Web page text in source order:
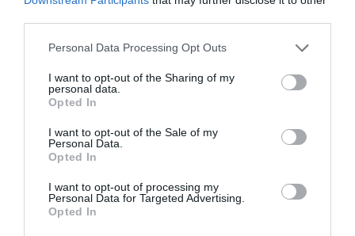
Please note that this website/app uses one or more Google
not limited to your visit or usage behaviour. You may click to
grant or deny consent to Google and its third-party tags to
use your data for below specified purposes in below Google
consent section.
Personal Data Processing Opt Outs
I want to opt-out of the Sharing of my
personal data.
Opted In
I want to opt-out of the Sale of my
Personal Data.
Opted In
I want to opt-out of processing my
Personal Data for Targeted Advertising.
Opted In
2.425.000€ στην Εύβοια – Δείτε
πού
06.08.2026 | 19:20
Ο μεγαλύτερος αυτοκινητόδρομος
της Ευρώπης κατασκευάζεται
στην Ελλάδα – Πού θα γίνει
06.08.2026 | 19:00
Συγκίνηση στην Εύβοια: Νέοι από
Εικόνα
06.08.2026 | 18:40Όλες οι τελευταίες ειδήσεις